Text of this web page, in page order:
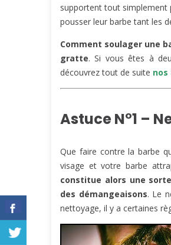
supportent tout simplement
pousser leur barbe tant les
Comment soulager une
gratte. Si vous êtes à
découvrez tout de suite nos
Astuce N°1 –
Que faire contre la barbe
visage et votre barbe
constitue alors une
des démangeaisons. Le
nettoyage, il y a certaines